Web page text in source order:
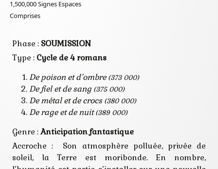
1,500,000Signes Espaces
Comprises
Phase : SOUMISSION
Type : Cycle de 4 romans
De poison et d’ombre (373 000)
De fiel et de sang (375 000)
De métal et de crocs (380 000)
De rage et de nuit(389 000)
Genre :Anticipationfantastique
Accroche : Son atmosphère polluée, privée de
soleil, la Terre est moribonde. En nombre,